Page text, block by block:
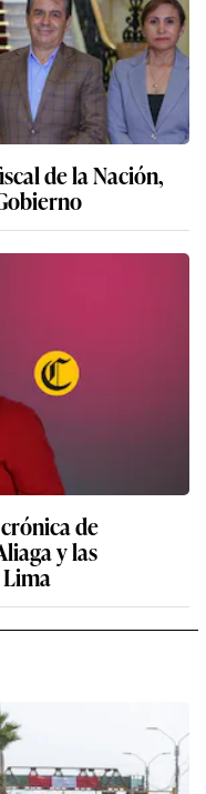
de la Nación,
de
y las